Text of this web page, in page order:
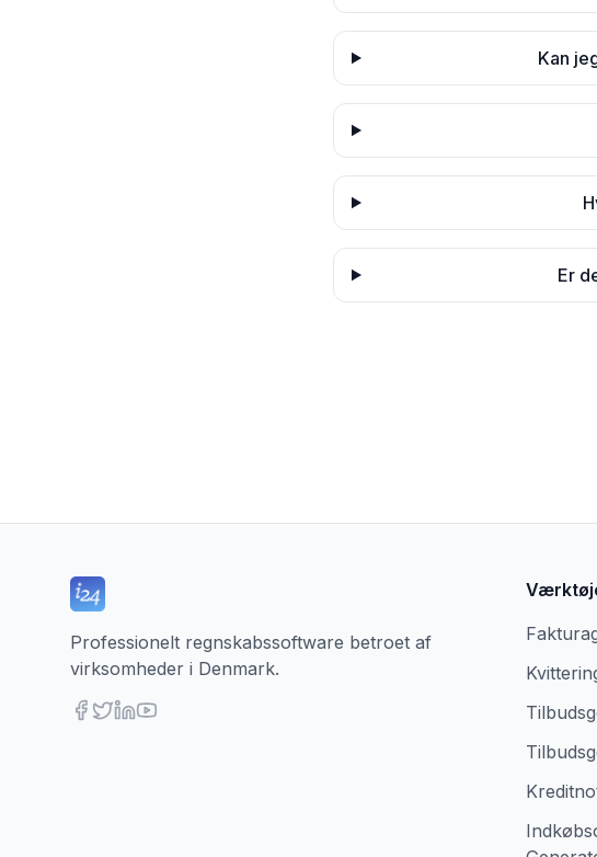
Kan
Er
Professionelt regnskabssoftware betroet af
virksomheder i Denmark.